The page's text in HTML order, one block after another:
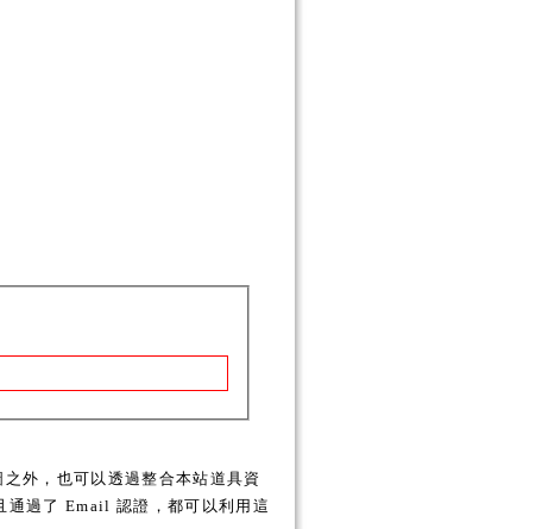
外，也可以透過整合本站道具資
通過了 Email 認證，都可以利用這